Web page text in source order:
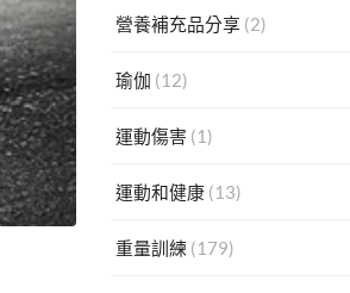
營養補充品分享 (2)
瑜伽 (12)
運動傷害 (1)
運動和健康(13)
重量訓練 (179)